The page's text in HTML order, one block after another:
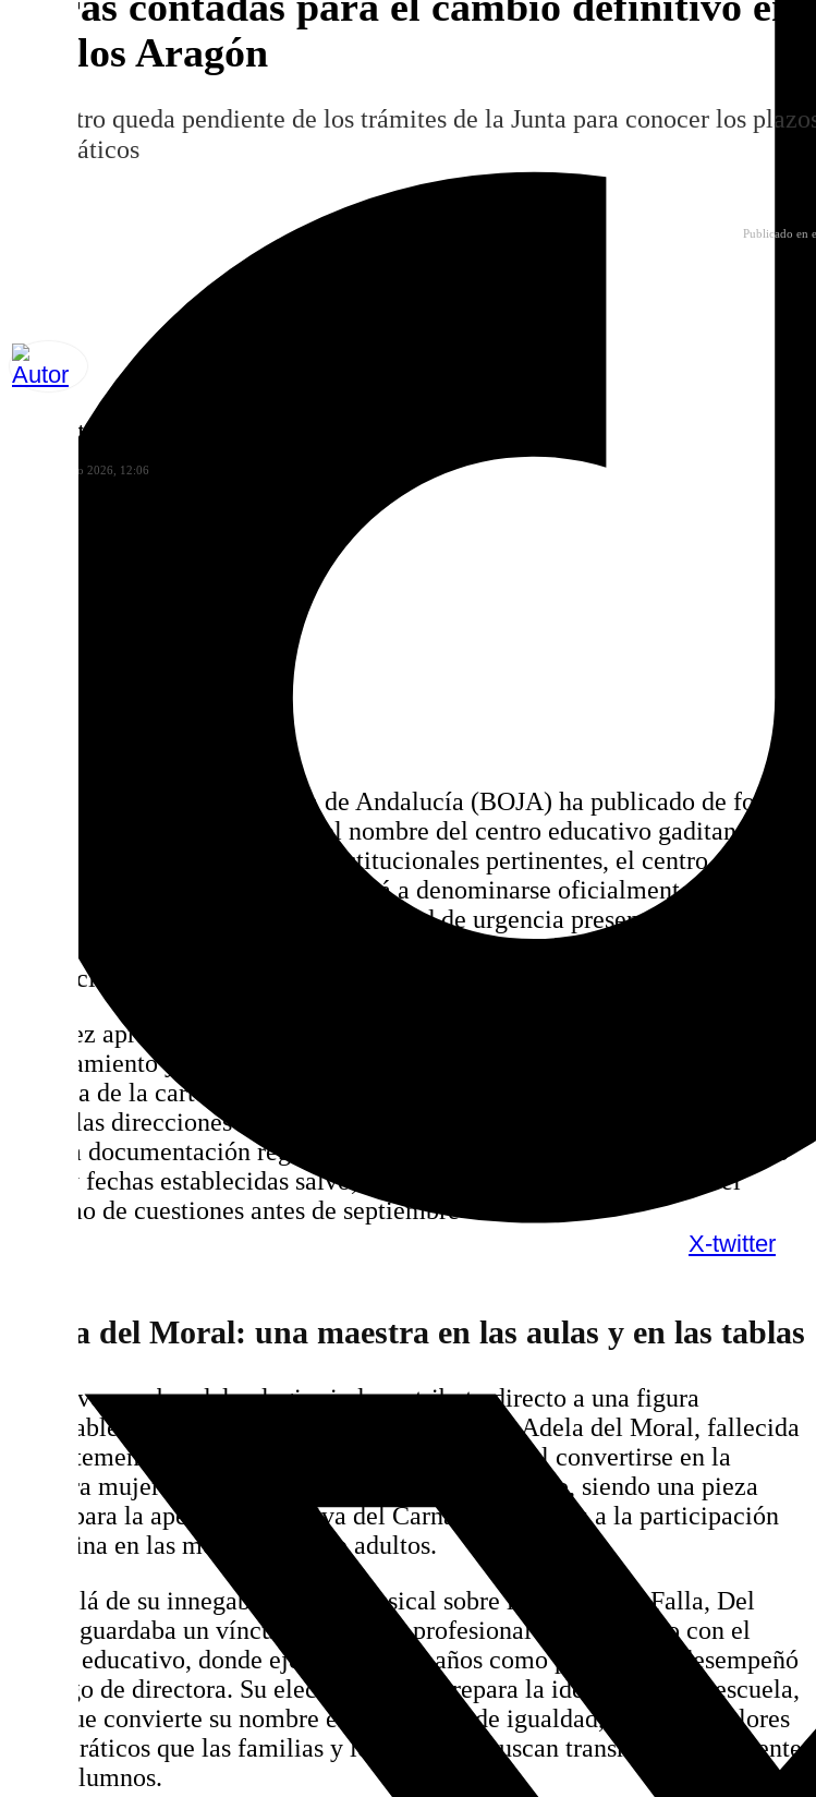
X-twitter
Carlos Aragón
El centro queda pendiente de los trámites de la Junta para conocer los
burocráticos
Publicado en
Ana Villalta
lunes, 29 junio 2026, 12:06
El Boletín Oficial de la Junta de Andalucía (BOJA) ha publicado de forma
oficial la orden que modifica el nombre del centro educativo gaditano.
Tras completarse los trámites institucionales pertinentes, el centro de
educación infantil y primaria pasará a denominarse oficialmente CEIP
Adela del Moral, ratificando la solicitud de urgencia presentada por el
Ayuntamiento de Cádiz y la comunidad escolar tras conocerse una
sentencia condenatoria por violencia machista contra el músico fallecido.
Una vez aprobado en el BOP, 101tv se ha puesto en contacto con el
Ayuntamiento y la Delegación Territorial para conocer los plazos de
retirada de la cartelería e implementación de los cambios burocráticos que
desde las direcciones de mail a la carteleráir externa pasando por IPASE y
todo la documentación reglamentaria deben llevarse a cabo. De momento
no hay fechas establecidas salvo, según fuentes cercanas, «avanzar el
máximo de cuestiones antes de septiembre».
Adela del Moral: una maestra en las aulas y en las tablas
El nuevo nombre del colegio rinde un tributo directo a una figura
intachable de la enseñanza y de la cultura local. Adela del Moral, fallecida
recientemente, hizo historia en la fiesta gaditana al convertirse en la
primera mujer en ganar el prestigioso Antifaz de Oro, siendo una pieza
clave para la apertura definitiva del Carnaval de Cádiz a la participación
femenina en las modalidades de adultos.
Más allá de su innegable legado musical sobre las tablas del Falla, Del
Moral guardaba un vínculo humano y profesional muy estrecho con el
centro educativo, donde ejerció durante años como profesora y desempeñó
el cargo de directora. Su elección no solo repara la identidad de la escuela,
sino que convierte su nombre en el símbolo de igualdad, respeto y valores
democráticos que las familias y los docentes buscan transmitir diariamente
a sus alumnos.